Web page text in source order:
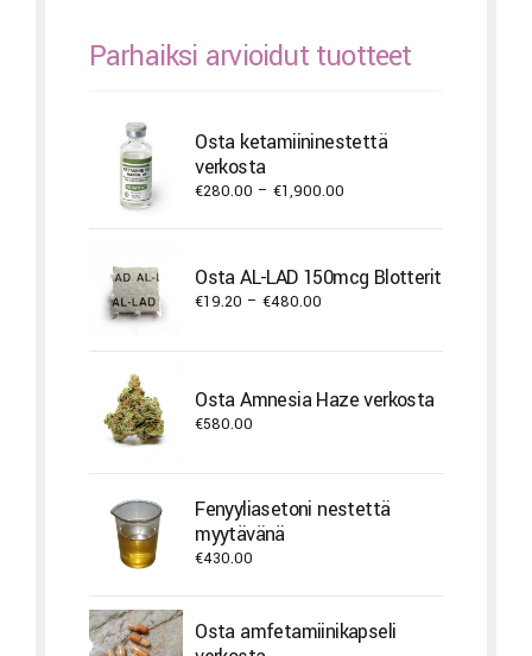
Parhaiksi arvioidut tuotteet
Osta ketamiininestettä
verkosta
€280.00 – €1,900.00
through
€1,900.00
Osta AL-LAD 150mcg Blotterit
€19.20 – €480.00
€480.00
Osta Amnesia Haze verkosta
€580.00
Fenyyliasetoni nestettä
myytävänä
€430.00
Osta amfetamiinikapseli